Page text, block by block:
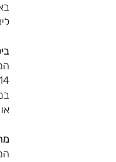
14 יום לפני האירוח ואז